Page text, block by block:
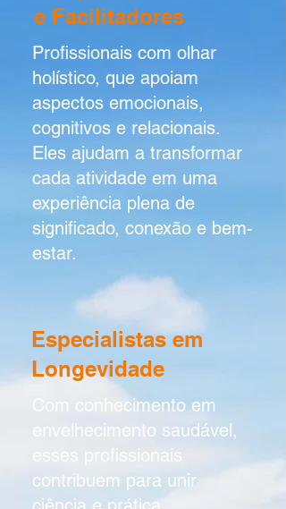
e Facilitadores
Profissionais com olhar
holístico, que apoiam
aspectos emocionais,
cognitivos e relacionais.
Eles ajudam a transformar
cada atividade em uma
experiência plena de
significado, conexão e bem-
estar.
Especialistas em
Longevidade
Com conhecimento em
envelhecimento saudável,
esses profissionais
contribuem para unir